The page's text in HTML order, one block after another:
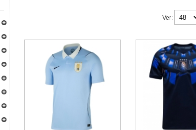
Ver: